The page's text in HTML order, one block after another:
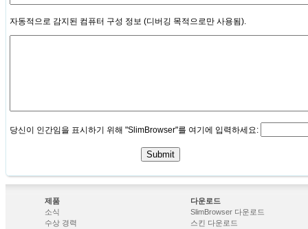
자동적으로 감지된 컴퓨터 구성 정보 (디버깅 목적으로만 사용됨).
당신이 인간임을 표시하기 위해 "SlimBrowser"를 여기에 입력하세요:
제품
다운로드
소식
수상 경력
SlimBrowser 다운로드
스킨 다운로드